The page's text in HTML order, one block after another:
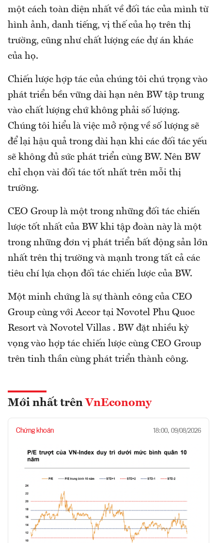
một cách toàn diện nhất về đối tác của mình từ
hình ảnh, danh tiếng, vị thế của họ trên thị
trường, cũng như chất lượng các dự án khác
của họ.
Chiến lược hợp tác của chúng tôi chú trọng vào
phát triển bền vững dài hạn nên BW tập trung
vào chất lượng chứ không phải số lượng.
Chúng tôi hiểu là việc mở rộng về số lượng sẽ
để lại hậu quả trong dài hạn khi các đối tác yếu
sẽ không đủ sức phát triển cùng BW. Nên BW
chỉ chọn vài đối tác tốt nhất trên mỗi thị
trường.
CEO Group là một trong những đối tác chiến
lược tốt nhất của BW khi tập đoàn này là một
trong những đơn vị phát triển bất động sản lớn
nhất trên thị trường và mạnh trong tất cả các
tiêu chí lựa chọn đối tác chiến lược của BW.
Một minh chứng là sự thành công của CEO
Group cùng với Accor tại Novotel Phu Quoc
Resort và Novotel Villas . BW đặt nhiều kỳ
vọng vào hợp tác chiến lược cùng CEO Group
trên tinh thần cùng phát triển thành công.
Mới nhất trên VnEconomy
Chứng khoán 18:00, 09/08/2026